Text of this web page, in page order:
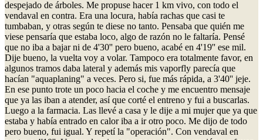
despejado de árboles. Me propuse hacer 1 km vivo, con todo el
vendaval en contra. Era una locura, había rachas que casi te
tumbaban, y otras según te diese no tanto. Pensaba que quién me
viese pensaría que estaba loco, algo de razón no le faltaría. Pensé
que no iba a bajar ni de 4'30'' pero bueno, acabé en 4'19'' ese mil.
Dije bueno, la vuelta voy a volar. Tampoco era totalmente favor, en
algunos tramos daba lateral y además mis vaporfly parecía que
hacían "aquaplaning" a veces. Pero si, fue más rápida, a 3'40'' jeje.
En ese punto trote un poco hacia el coche y me encuentro mensaje
que ya las iban a atender, así que corté el entreno y fui a buscarlas.
Luego a la farmacia. Las llevé a casa y le dije a mi mujer que ya que
estaba y había entrado en calor iba a ir otro poco. Me dijo de todo
pero bueno, fui igual. Y repetí la "operación". Con vendaval en